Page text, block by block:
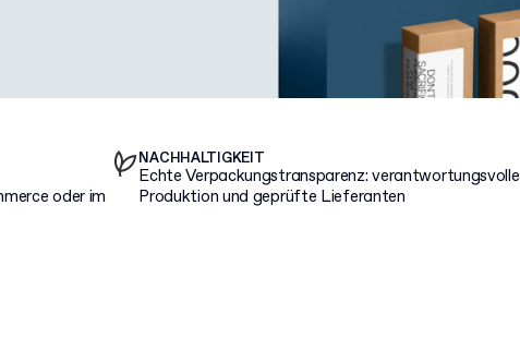
oder im
NACHHALTIGKEIT
Echte Verpackungstransparenz: verantwortungsvolle
Produktion und geprüfte Lieferanten